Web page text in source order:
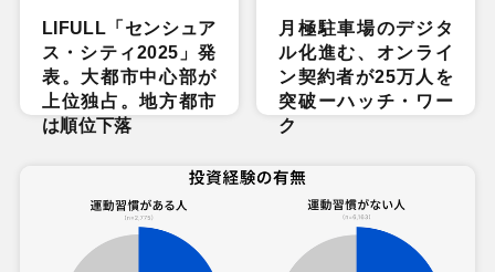
LIFULL「センシュア
ス・シティ2025」発
表。大都市中心部が
上位独占。地方都市
は順位下落
月極駐車場のデジタ
ル化進む、オンライ
ン契約者が25万人を
突破ーハッチ・ワー
ク